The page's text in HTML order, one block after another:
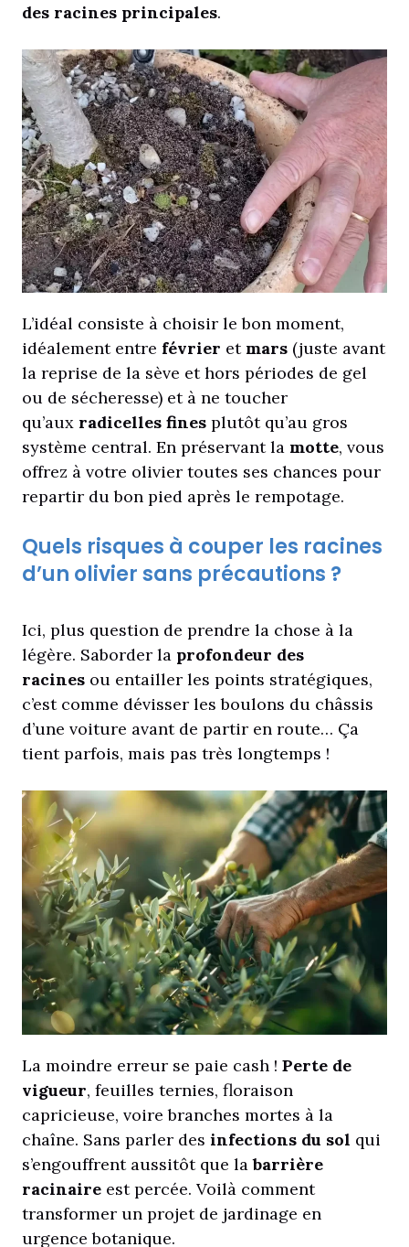
des racines principales.
L’idéal consiste à choisir le bon moment,
idéalement entre février et mars (juste avant
la reprise de la sève et hors périodes de gel
ou de sécheresse) et à ne toucher
qu’aux radicelles fines plutôt qu’au gros
système central. En préservant la motte, vous
offrez à votre olivier toutes ses chances pour
repartir du bon pied après le rempotage.
Quels risques à couper les racines
d’un olivier sans précautions ?
Ici, plus question de prendre la chose à la
légère. Saborder la profondeur des
racines ou entailler les points stratégiques,
c’est comme dévisser les boulons du châssis
d’une voiture avant de partir en route… Ça
tient parfois, mais pas très longtemps !
La moindre erreur se paie cash ! Perte de
vigueur, feuilles ternies, floraison
capricieuse, voire branches mortes à la
chaîne. Sans parler des infections du sol qui
s’engouffrent aussitôt que labarrière
racinaire est percée. Voilà comment
transformer un projet de jardinage en
urgence botanique.